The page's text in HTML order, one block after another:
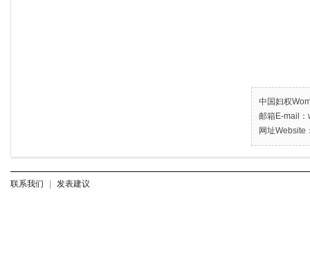
中国妇权
邮箱E-mail
网址Website
联系我们 | 发表建议